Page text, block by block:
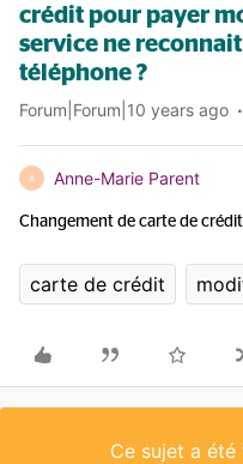
crédit pour payer
service ne
téléphone ?
Forum|Forum|10 years ago
A Anne-Marie Parent
Changement de carte de crédit
carte de crédit
Ce sujet a été